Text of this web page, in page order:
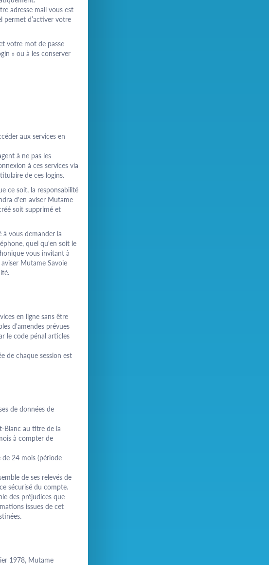
adresse mail vous est
permet d’activer votre
votre mot de passe
» ou à les conserver
aux services en
à ne pas les
à ces services via
de ces logins.
ce soit, la responsabilité
d'en aviser Mutame
soit supprimé et
vous demander la
quel qu'en soit le
vous invitant à
Mutame Savoie
en ligne sans être
d'amendes prévues
le code pénal articles
de chaque session est
de données de
Blanc au titre de la
à compter de
de 24 mois (période
de ses relevés de
sécurisé du compte.
des préjudices que
issues de cet
1978, Mutame